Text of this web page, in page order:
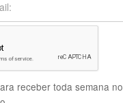
receber toda semana